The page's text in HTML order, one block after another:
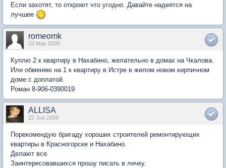
Если захотят, то откроют что угодно. Давайте надеятся на
лучшее
romeomk
25 May 2008
Куплю 2 к квартиру в Нахабино, желательно в домах на Чкалова.
Или обменяю на 1 к квартиру в Истре в жилом новом кирпичном
доме с доплатой.
Роман 8-906-0390019
ALLISA
22 Jun 2009
Порекомендую бригаду хороших строителей ремонтирующих
квартиры в Красногорске и Нахабино.
Делают все.
Заинтересовавшихся прошу писать в личку.